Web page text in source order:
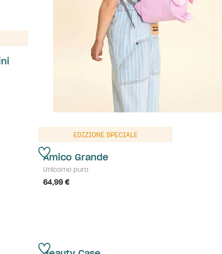
EDIZIONE SPECIALE
Amico Grande
Unicorno puro
64,99 €